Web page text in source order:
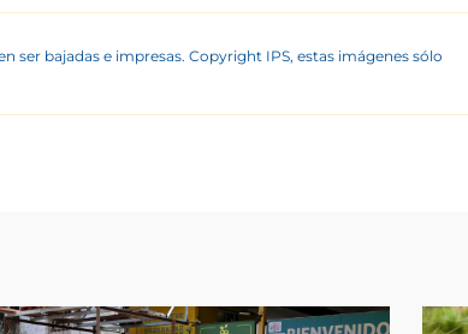
ser bajadas e impresas. Copyright IPS, estas imágenes sólo